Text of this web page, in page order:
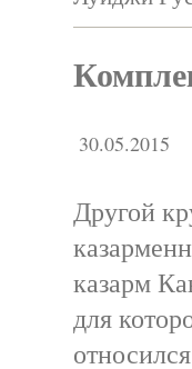
30.05.2015
Другой
казарм
для